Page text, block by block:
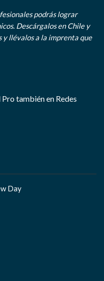
podrás lograr
Descárgalos en Chile y
y llévalos a la imprenta que
también en Redes
Day